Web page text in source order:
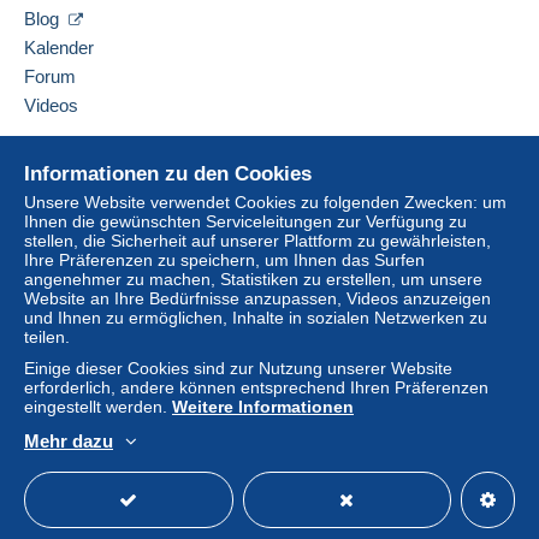
(Sendungsverfolgung)
17,80 €
Von 200,01 € bis 500,00 €
20,00 €
Von 500,01 € bis 10.000,00 €
60,00 €
Ab 10.000,01 €
100,00 €
Einlogg
en
Anmeld
Zahlungsbedingungen:
Alle Zahlungen werden über die Delcampe- Website
Grotestraat
129
Verkäufer kontaktieren
Diesen Verkäufer zu meiner schwarzen Liste
hinzufügen
Informationen zu den Cookies
Unsere Website verwendet Cookies zu folgenden Zwecken: um
Ihnen die gewünschten Serviceleitungen zur Verfügung zu
stellen, die Sicherheit auf unserer Plattform zu gewährleisten,
Ihre Präferenzen zu speichern, um Ihnen das Surfen
angenehmer zu machen, Statistiken zu erstellen, um unsere
Website an Ihre Bedürfnisse anzupassen, Videos anzuzeigen
und Ihnen zu ermöglichen, Inhalte in sozialen Netzwerken zu
teilen.
Einige dieser Cookies sind zur Nutzung unserer Website
erforderlich, andere können entsprechend Ihren Präferenzen
eingestellt werden. Weitere Informationen
Mehr dazu
Blog
Kalender
Forum
Videos
Online-Hilfe
Auf Delcampe kaufen
Auf Delcampe verkaufen
Eine sichere Website